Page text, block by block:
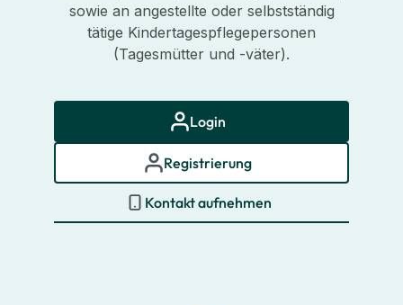
sowie an angestellte oder selbstständig
tätige Kindertagespflegepersonen
(Tagesmütter und -väter).
Login
Registrierung
Kontakt aufnehmen